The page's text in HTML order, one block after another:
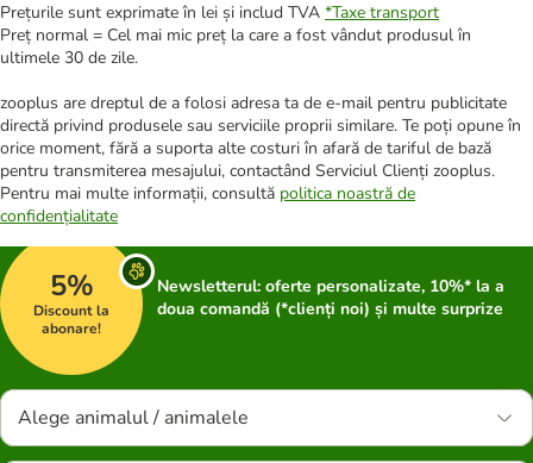
Prețurile sunt exprimate în lei și includ TVA *Taxe transport
Preț normal = Cel mai mic preț la care a fost vândut produsul în
ultimele 30 de zile.
zooplus are dreptul de a folosi adresa ta de e-mail pentru publicitate
directă privind produsele sau serviciile proprii similare. Te poți opune în
orice moment, fără a suporta alte costuri în afară de tariful de bază
pentru transmiterea mesajului, contactând Serviciul Clienți zooplus.
Pentru mai multe informații, consultă politica noastră de
confidențialitate
5%
Discount la
abonare!
Newsletterul: oferte personalizate, 10%* la a
doua comandă (*clienți noi) și multe surprize
Alege animalul / animalele